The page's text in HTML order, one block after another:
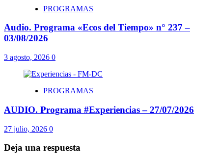
PROGRAMAS
Audio. Programa «Ecos del Tiempo» n° 237 –
03/08/2026
3 agosto, 2026 0
PROGRAMAS
AUDIO. Programa #Experiencias – 27/07/2026
27 julio, 2026 0
Deja una respuesta